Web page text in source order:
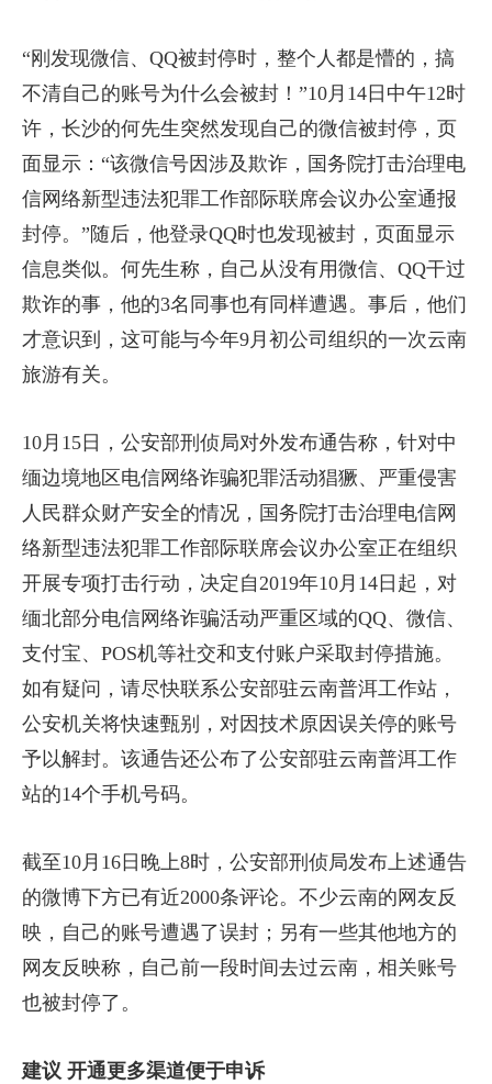
“刚发现微信、QQ被封停时，整个人都是懵的，搞
不清自己的账号为什么会被封！”10月14日中午12时
许，长沙的何先生突然发现自己的微信被封停，页
面显示：“该微信号因涉及欺诈，国务院打击治理电
信网络新型违法犯罪工作部际联席会议办公室通报
封停。”随后，他登录QQ时也发现被封，页面显示
信息类似。何先生称，自己从没有用微信、QQ干过
欺诈的事，他的3名同事也有同样遭遇。事后，他们
才意识到，这可能与今年9月初公司组织的一次云南
旅游有关。
10月15日，公安部刑侦局对外发布通告称，针对中
缅边境地区电信网络诈骗犯罪活动猖獗、严重侵害
人民群众财产安全的情况，国务院打击治理电信网
络新型违法犯罪工作部际联席会议办公室正在组织
开展专项打击行动，决定自2019年10月14日起，对
缅北部分电信网络诈骗活动严重区域的QQ、微信、
支付宝、POS机等社交和支付账户采取封停措施。
如有疑问，请尽快联系公安部驻云南普洱工作站，
公安机关将快速甄别，对因技术原因误关停的账号
予以解封。该通告还公布了公安部驻云南普洱工作
站的14个手机号码。
截至10月16日晚上8时，公安部刑侦局发布上述通告
的微博下方已有近2000条评论。不少云南的网友反
映，自己的账号遭遇了误封；另有一些其他地方的
网友反映称，自己前一段时间去过云南，相关账号
也被封停了。
建议 开通更多渠道便于申诉